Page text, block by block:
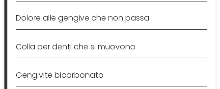
Dolore alle gengive che non passa
Colla per denti che si muovono
Gengivite bicarbonato